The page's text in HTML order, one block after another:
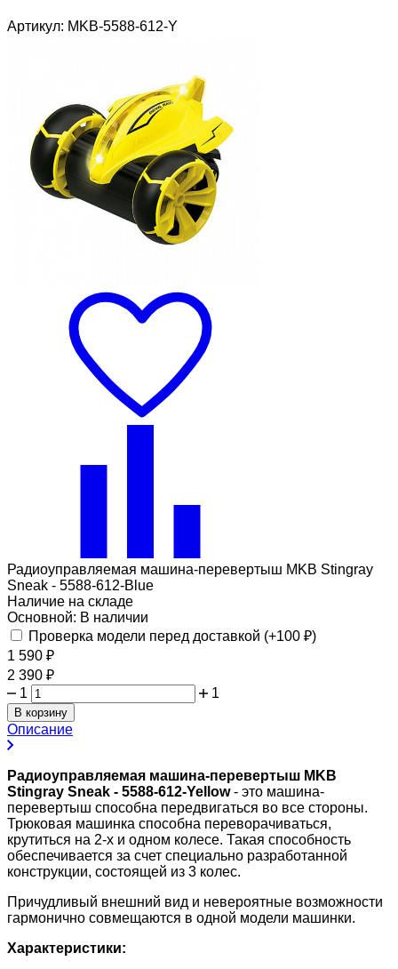
Артикул: MKB-5588-612-Y
Радиоуправляемая машина-перевертыш MKB Stingray
Sneak - 5588-612-Blue
Наличие на складе
Основной: В наличии
Проверка модели перед доставкой (+100 ₽)
1 590 ₽
2 390 ₽
1
1
В корзину
Описание
Радиоуправляемая машина-перевертыш MKB
Stingray Sneak - 5588-612-Yellow- это машина-
перевертыш способна передвигаться во все стороны.
Трюковая машинка способна переворачиваться,
крутиться на 2-х и одном колесе. Такая способность
обеспечивается за счет специально разработанной
конструкции, состоящей из 3 колес.
Причудливый внешний вид и невероятные возможности
гармонично совмещаются в одной модели машинки.
Характеристики: